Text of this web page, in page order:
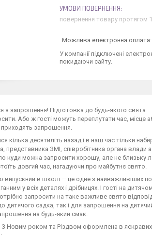
повернення товару протягом
У компанії підключені
покидаючи сайту.
з запрошення! Підготовка до будь-якого свята
Або ж гості можуть переплутати час, місце
запрошення.
кілька десятиліть назад і в наш час тільки
представника ЗМІ, співробітника органа
куди можна запросити хорошу, але не
довгий час, нагадуючи про майбутнє свято.
випускний в школі — це одне з найважливіших
у всіх деталях і дрібницях. І гості на
запросити на таке важливе свято
дитячого садка, так і для запрошення на
на будь-який смак.
З Новим роком та Різдвом оформлена в